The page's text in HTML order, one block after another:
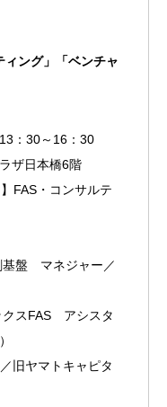
ィング」「ベンチャ
：30～16：30
ザ日本橋6階
FAS・コンサルテ
基盤 マネジャー／
クスFAS アシスタ
旧ヤマトキャピタ